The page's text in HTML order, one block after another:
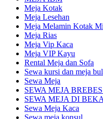
Meja Kotak
Meja Lesehan
Meja Melamin Kotak
Meja Rias
Meja Vip Kaca
Meja VIP Kayu
Rental Meja dan Sofa
Sewa kursi dan meja
Sewa Meja
SEWA MEJA
SEWA MEJA DI
Sewa Meja Kaca
Sewa meja konsul